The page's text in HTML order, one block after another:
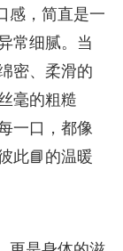
感，简直是一
常细腻。当
密、柔滑的
毫的粗糙
一口，都像
此📘的温暖